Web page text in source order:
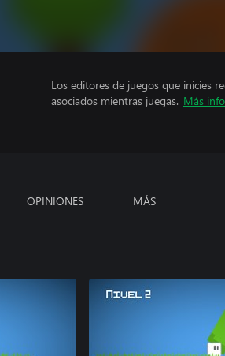
Los editores de juegos que inicies
asociados mientras juegas. Más
OPINIONES MÁS